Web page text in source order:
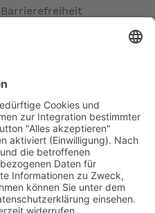
(Umlaufmaß)